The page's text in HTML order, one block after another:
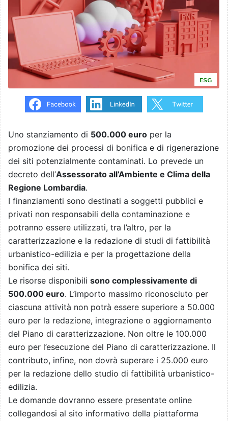
ESG
Uno stanziamento di 500.000 euro per la
promozione dei processi di bonifica e di rigenerazione
dei siti potenzialmente contaminati. Lo prevede un
decreto dell’Assessorato all’Ambiente e Clima della
Regione Lombardia.
I finanziamenti sono destinati a soggetti pubblici e
privati non responsabili della contaminazione e
potranno essere utilizzati, tra l’altro, per la
caratterizzazione e la redazione di studi di fattibilità
urbanistico-edilizia e per la progettazione della
bonifica dei siti.
Le risorse disponibili sono complessivamente di
500.000 euro. L’importo massimo riconosciuto per
ciascuna attività non potrà essere superiore a 50.000
euro per la redazione, integrazione o aggiornamento
del Piano di caratterizzazione. Non oltre le 100.000
euro per l’esecuzione del Piano di caratterizzazione. Il
contributo, infine, non dovrà superare i 25.000 euro
per la redazione dello studio di fattibilità urbanistico-
edilizia.
Le domande dovranno essere presentate online
collegandosi al sito informativo della piattaforma